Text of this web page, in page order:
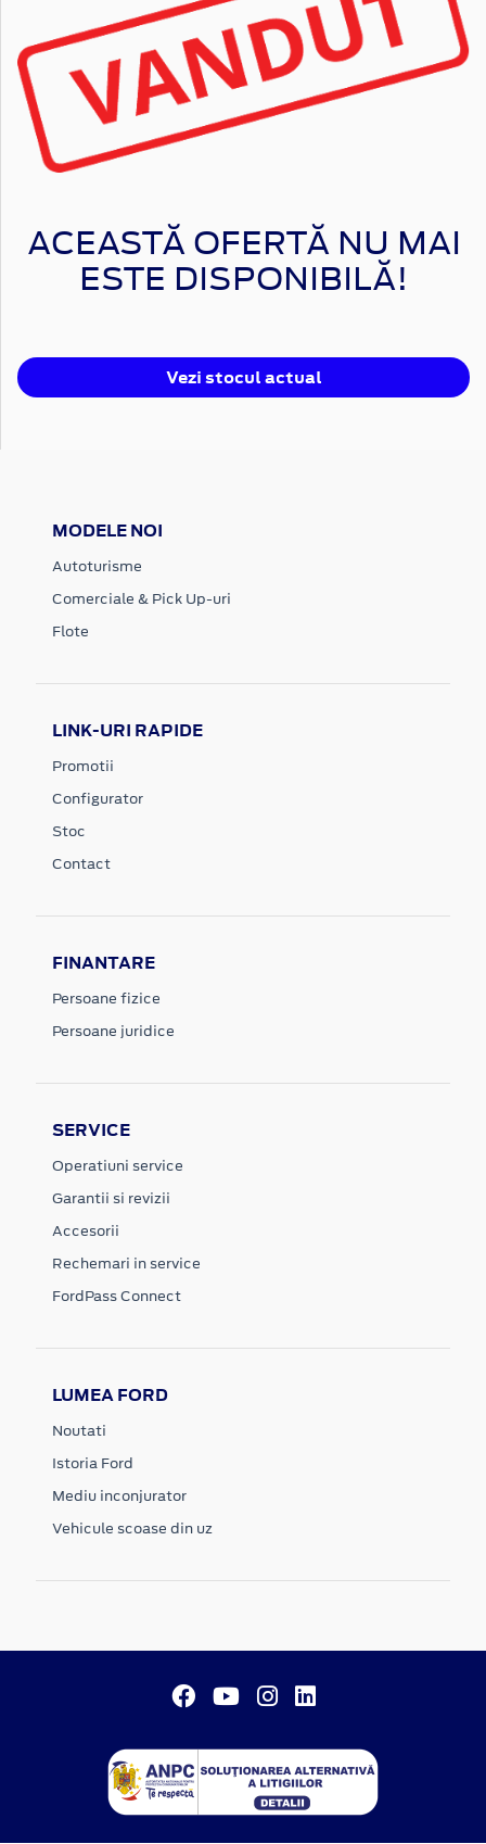
ACEASTĂ OFERTĂ NU MAI
ESTE DISPONIBILĂ!
Vezi stocul actual
MODELE NOI
Autoturisme
Comerciale & Pick Up-uri
Flote
LINK-URI RAPIDE
Promotii
Configurator
Stoc
Contact
FINANTARE
Persoane fizice
Persoane juridice
SERVICE
Operatiuni service
Garantii si revizii
Accesorii
Rechemari in service
FordPass Connect
LUMEA FORD
Noutati
Istoria Ford
Mediu inconjurator
Vehicule scoase din uz